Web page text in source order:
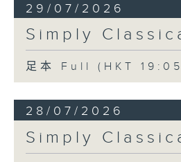
29/07/2026
Simply
足本 Full (HKT
28/07/2026
Simply